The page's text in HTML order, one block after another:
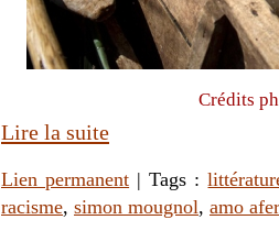
Crédits
Lire la suite
Lien permanent | Tags :
racisme, simon mougnol, amo afer